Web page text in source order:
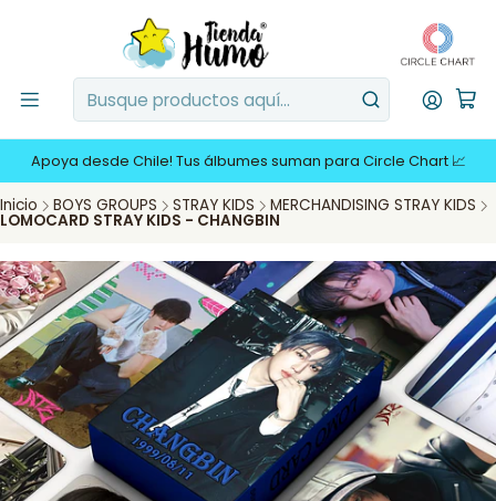
Apoya desde Chile! Tus álbumes suman para Circle Chart 📈
Inicio BOYS GROUPS STRAY KIDS MERCHANDISING STRAY KIDS
LOMOCARD STRAY KIDS - CHANGBIN